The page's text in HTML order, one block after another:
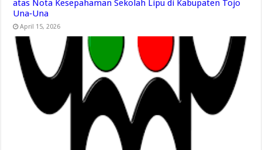
atas Nota Kesepahaman Sekolah Lipu di Kabupaten Tojo
Una‑Una
April 15, 2026